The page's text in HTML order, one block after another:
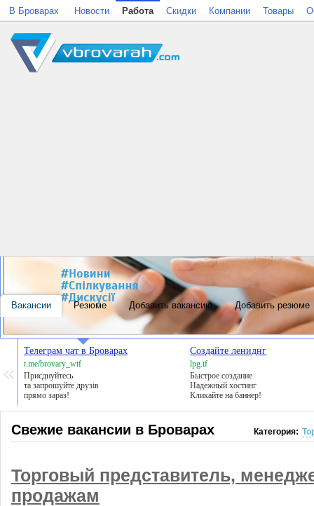
Телеграм чат в Броварах
t.me/brovary_wtf
Приєднуйтесь
та запрошуйте друзів
прямо зараз!
Создайте лениднг
lpg.tf
Быстрое создание
Надежный хостинг
Кликайте на баннер!
Свежие вакансии в Броварах Категория:
Торговый представитель,
продажам
В Броварах Новости Работа Скидки Компании Товары
Вакансии Резюме Добавить вакансию Добавить резюме